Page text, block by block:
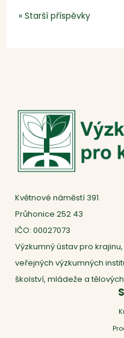
« Starší příspěvky
Květnové náměstí 391
Průhonice 252 43
IČO: 00027073
Výzkumný ústav pro
veřejných výzkumných
školství, mládeže a